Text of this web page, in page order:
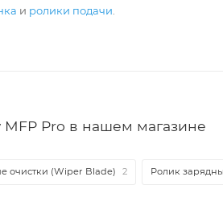
и ролики подачи
Pro в нашем магазине
очистки (Wiper Blade) 2 Ролик